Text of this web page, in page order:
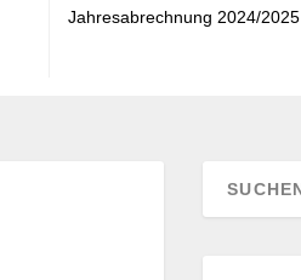
Jahresabrechnung 2024/2025